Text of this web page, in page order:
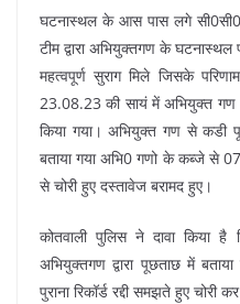
घटनास्थल के आस पास लगे
टीम द्वारा अभियुक्तगण के
महत्वपूर्ण सुराग मिले जिसके
23.08.23 की सायं में अभियुक्त गण
किया गया। अभियुक्त गण से कडी
बताया गया अभि0 गणो के कब्जे से 07
से चोरी हुए दस्तावेज बरामद हुए।
कोतवाली पुलिस ने दावा किया
अभियुक्तगण द्वारा पूछताछ में
पुराना रिकॉर्ड रद्दी समझते हुए चोरी